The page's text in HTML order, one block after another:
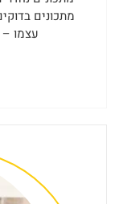
מתכונים
עצמו –